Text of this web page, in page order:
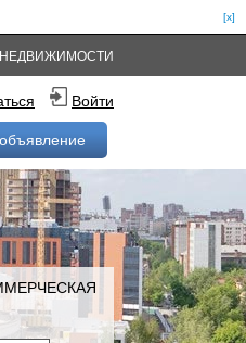
[x]
Войти